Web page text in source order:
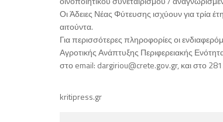
Οι Άδειες Νέας Φύτευσης ισχύουν για τρία
αιτούντα.
Για περισσότερες πληροφορίες οι
Αγροτικής Ανάπτυξης Περιφερειακής
στο email: dargiriou@crete.gov.gr, και στο
kritipress.gr